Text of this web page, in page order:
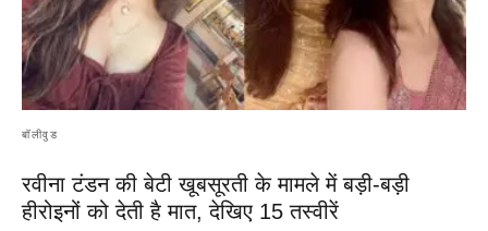
बॉलीवुड
रवीना टंडन की बेटी खूबसूरती के मामले में बड़ी-बड़ी
हीरोइनों को देती है मात, देखिए 15 तस्वीरें